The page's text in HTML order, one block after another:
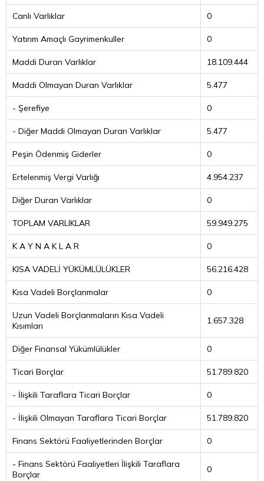
Canlı Varlıklar 0
Yatırım Amaçlı Gayrimenkuller 0
Maddi Duran Varlıklar 18.109.444
Maddi Olmayan Duran Varlıklar 5.477
- Şerefiye 0
- Diğer Maddi Olmayan Duran Varlıklar 5.477
Peşin Ödenmiş Giderler 0
Ertelenmiş Vergi Varlığı 4.954.237
Diğer Duran Varlıklar 0
TOPLAM VARLIKLAR 59.949.275
K A Y N A K L A R 0
KISA VADELİ YÜKÜMLÜLÜKLER 56.216.428
Kısa Vadeli Borçlanmalar 0
Uzun Vadeli Borçlanmaların Kısa Vadeli
Kısımları
1.657.328
Diğer Finansal Yükümlülükler 0
Ticari Borçlar 51.789.820
- İlişkili Taraflara Ticari Borçlar 0
- İlişkili Olmayan Taraflara Ticari Borçlar 51.789.820
Finans Sektörü Faaliyetlerinden Borçlar 0
- Finans Sektörü Faaliyetleri İlişkili Taraflara
Borçlar
0